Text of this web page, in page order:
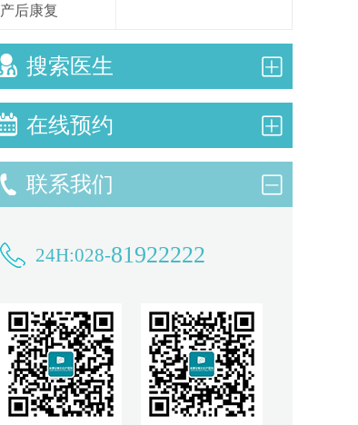
产后康复
搜索医生
在线预约
联系我们
24H:028-81922222